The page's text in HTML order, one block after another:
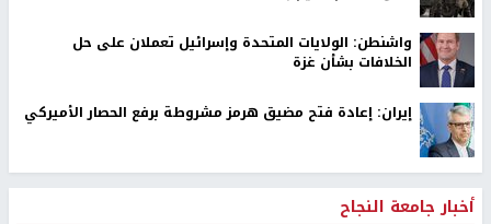
واشنطن: الولايات المتحدة وإسرائيل تعملان على حل
الخلافات بشأن غزة
إيران: إعادة فتح مضيق هرمز مشروطة برفع الحصار الأميركي
أخبار جامعة النجاح